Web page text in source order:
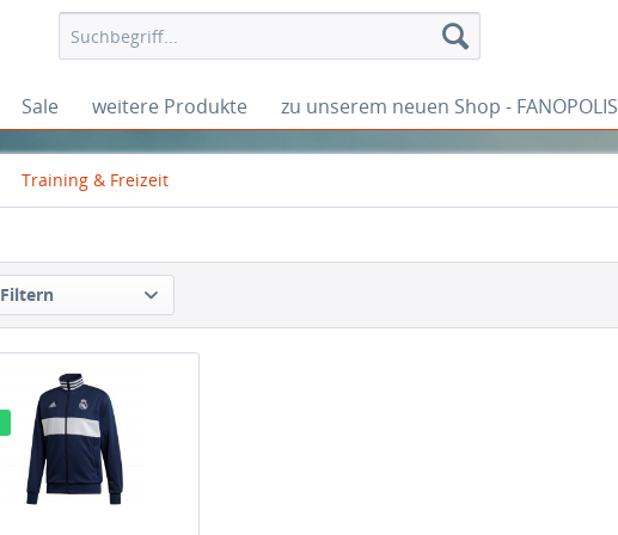
Sale weitere Produkte zu unserem neuen Shop - FANOPOLIS
Training & Freizeit
Filtern